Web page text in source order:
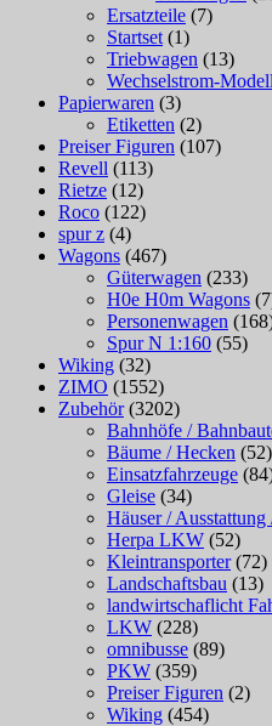
Ersatzteile (7)
Startset (1)
Triebwagen (13)
Wechselstrom-
Papierwaren (3)
Etiketten (2)
Preiser Figuren (107)
Revell (113)
Rietze (12)
Roco (122)
spur z (4)
Wagons (467)
Güterwagen (233)
H0e H0m Wagons
Personenwagen
Spur N 1:160 (55)
Wiking (32)
ZIMO (1552)
Zubehör (3202)
Bahnhöfe /
Bäume / Hecken (52)
Einsatzfahrzeuge
Gleise (34)
Häuser / Ausstattung
Herpa LKW (52)
Kleintransporter (72)
Landschaftsbau (13)
landwirtschaflicht
LKW (228)
omnibusse (89)
PKW (359)
Preiser Figuren (2)
Wiking (454)